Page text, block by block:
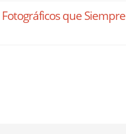
Fotográficos que Siempre